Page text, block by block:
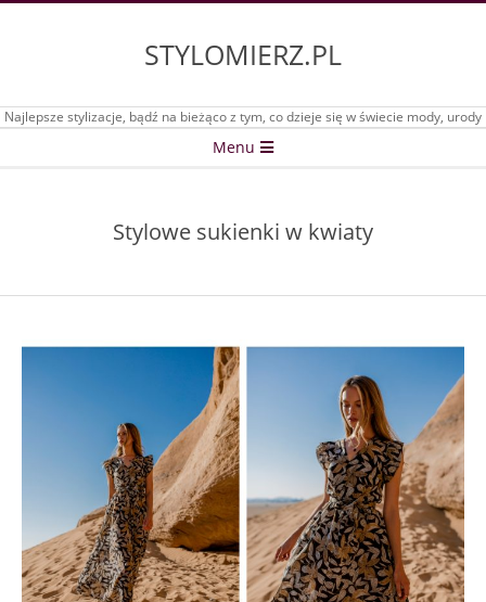
STYLOMIERZ.PL
Najlepsze stylizacje, bądź na bieżąco z tym, co dzieje się w świecie mody, urody
Menu
Stylowe sukienki w kwiaty